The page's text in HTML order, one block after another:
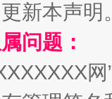
规模
新本声明
问题：